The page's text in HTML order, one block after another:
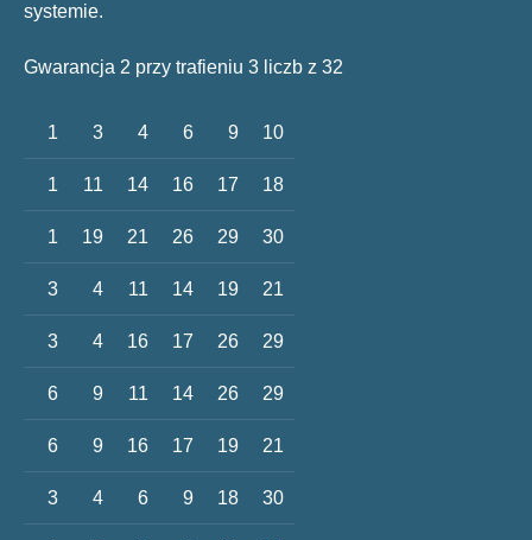
systemie.
Gwarancja 2 przy trafieniu 3 liczb z 32
1 3 4 6 9 10
1 11 14 16 17 18
1 19 21 26 29 30
3 4 11 14 19 21
3 4 16 17 26 29
6 9 11 14 26 29
6 9 16 17 19 21
3 4 6 9 18 30